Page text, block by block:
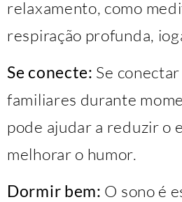
relaxamento, como
respiração profunda,
Se conecte: Se
familiares durante
pode ajudar a reduzir o
melhorar o humor.
Dormir bem: O sono é